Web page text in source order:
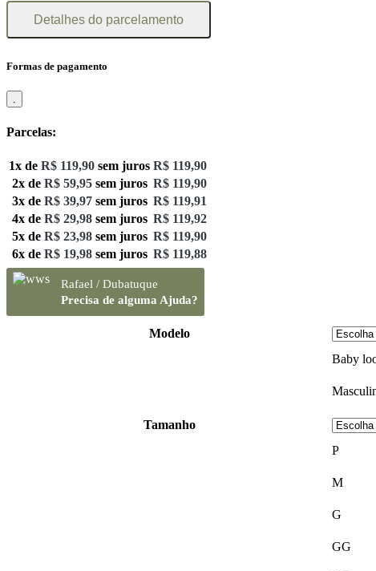
Detalhes do parcelamento
Formas de pagamento
.
Parcelas:
1x de R$ 119,90 sem juros R$ 119,90
2x de R$59,95sem juros R$ 119,90
3x de R$39,97sem juros R$ 119,91
4x de R$29,98sem juros R$ 119,92
5x de R$23,98sem juros R$ 119,90
6x de R$19,98sem juros R$ 119,88
Rafael / Dubatuque
Precisa de alguma Ajuda?
Modelo
Baby
Tamanho
P
M
G
GG